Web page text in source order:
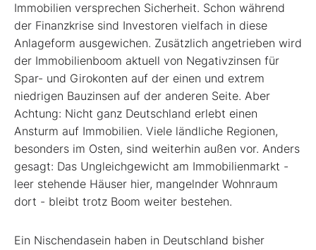
Immobilien versprechen Sicherheit. Schon während
der Finanzkrise sind Investoren vielfach in diese
Anlageform ausgewichen. Zusätzlich angetrieben wird
der Immobilienboom aktuell von Negativzinsen für
Spar- und Girokonten auf der einen und extrem
niedrigen Bauzinsen auf der anderen Seite. Aber
Achtung: Nicht ganz Deutschland erlebt einen
Ansturm auf Immobilien. Viele ländliche Regionen,
besonders im Osten, sind weiterhin außen vor. Anders
gesagt: Das Ungleichgewicht am Immobilienmarkt -
leer stehende Häuser hier, mangelnder Wohnraum
dort - bleibt trotz Boom weiter bestehen.
Ein Nischendasein haben in Deutschland bisher